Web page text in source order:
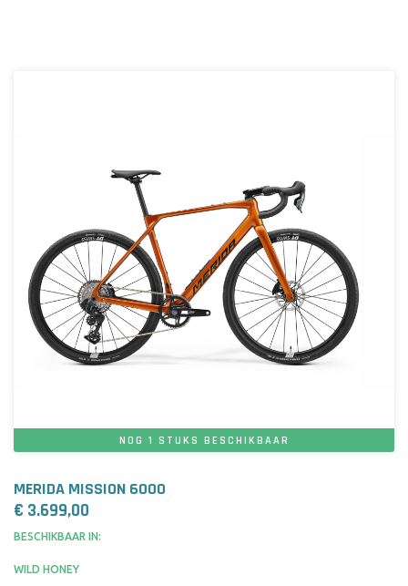
NOG 1 STUKS BESCHIKBAAR
MERIDA MISSION 6000
€ 3.699,00
BESCHIKBAAR IN:
WILD HONEY